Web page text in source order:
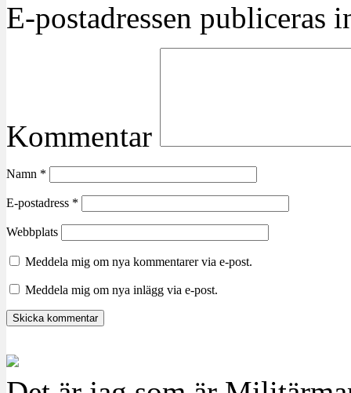
E-postadressen publiceras
Kommentar
Namn *
E-postadress *
Webbplats
Meddela mig om nya kommentarer via e-post.
Meddela mig om nya inlägg via e-post.